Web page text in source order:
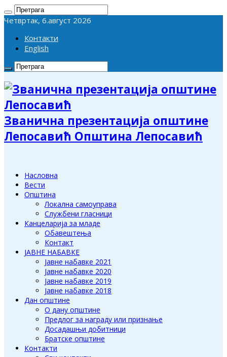
Четвртак, 6.август 2026
Контакти
English
Званична презентација општине
Лепосавић Општина Лепосавић
Насловна
Вести
Општина
Локална самоуправа
Службени гласници
Канцеларија за младе
Обавештења
Контакт
ЈАВНЕ НАБАВКЕ
Јавне набавке 2021
Јавне набавке 2020
Јавне набавке 2019
Јавне набавке 2018
Дан општине
О дану општине
Предлог за награду или признање
Досадашњи добитници
Братске општине
Контакти